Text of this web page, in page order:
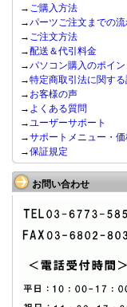
→ ご購入方法
→パーツご注文までの
→ ご注文方法
→配送＆代引料金
→パソコン購入のポイン
→特定商取引法に関す
→ お客様の声
→ よくある質問
→ユーザーサポート
→サポートメニュー・
→保証規定
お問い合わせ